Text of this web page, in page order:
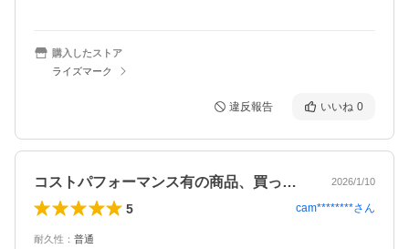
購入したストア
ライズマーク
違反報告 いいね 0
コストパフォーマンス有の商品、買って損無 2026/1/10
5 cam********さん
耐久性 ： 普通